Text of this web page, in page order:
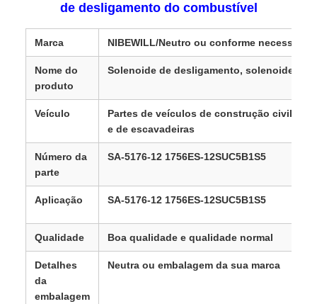
de desligamento do combustível
Marca NIBEWILL/Neutro ou conforme necessário
Nome do
produto
Solenoide de desligamento, solenoide
Veículo
Partes de veículos de construção civil, de
e de escavadeiras
Número da
parte
SA-5176-12 1756ES-12SUC5B1S5
Aplicação SA-5176-12 1756ES-12SUC5B1S5
Qualidade Boa qualidade e qualidade normal
Detalhes
da
embalagem
Neutra ou embalagem da sua marca